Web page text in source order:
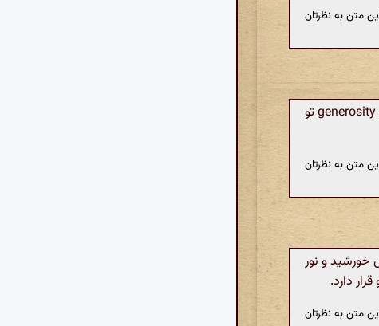
متن به نظرتان
هوش مصنوعی: تاج و کمر مانند موج و حباب هستند که در هر گوشه‌ای از دنیای generosity تو
متن به نظرتان
خورشید و نور
دارد.
متن به نظرتان